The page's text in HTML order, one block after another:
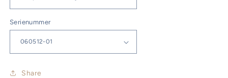
Serienummer
Share